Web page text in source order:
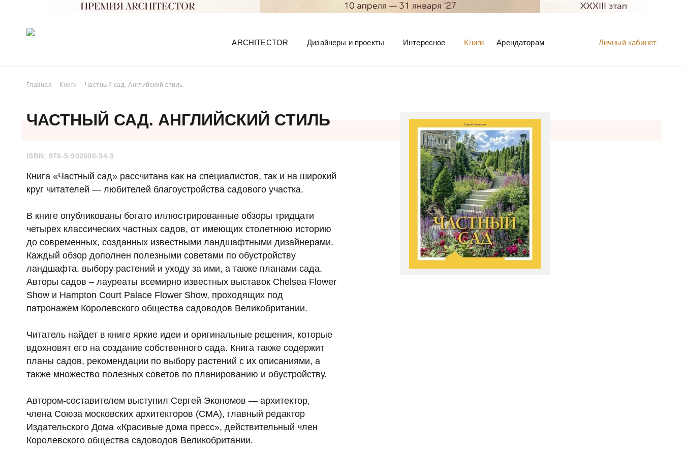
Личный кабинет
ARCHITECTOR Дизайнеры и проекты Интересное Книги Арендаторам
Главная Книги Частный сад. Английский стиль
ЧАСТНЫЙ САД. АНГЛИЙСКИЙ СТИЛЬ
ISBN: 978-5-902600-34-3
Книга «Частный сад» рассчитана как на специалистов, так и на широкий
круг читателей — любителей благоустройства садового участка.
В книге опубликованы богато иллюстрированные обзоры тридцати
четырех классических частных садов, от имеющих столетнюю историю
до современных, созданных известными ландшафтными дизайнерами.
Каждый обзор дополнен полезными советами по обустройству
ландшафта, выбору растений и уходу за ими, а также планами сада.
Авторы садов – лауреаты всемирно известных выставок Chelsea Flower
Show и Hampton Court Palace Flower Show, проходящих под
патронажем Королевского общества садоводов Великобритании.
Читатель найдет в книге яркие идеи и оригинальные решения, которые
вдохновят его на создание собственного сада. Книга также содержит
планы садов, рекомендации по выбору растений с их описаниями, а
также множество полезных советов по планированию и обустройству.
Автором-составителем выступил Сергей Экономов — архитектор,
члена Союза московских архитекторов (СМА), главный редактор
Издательского Дома «Красивые дома пресс», действительный член
Королевского общества садоводов Великобритании.